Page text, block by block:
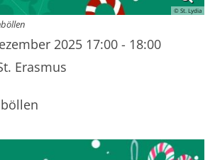
© St. Lydia
2025 17:00 - 18:00
Erasmus